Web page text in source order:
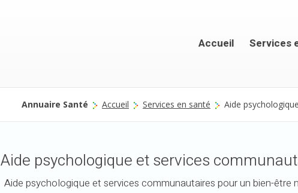
Accueil Services
Annuaire Santé Accueil Services en santé Aide
Aide psychologique et services
Aide psychologique et services communautaires pour un bien-